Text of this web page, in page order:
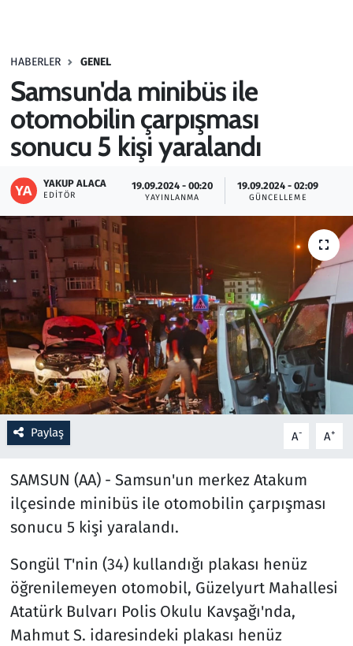
HABERLER GENEL
Samsun'da minibüs ile
otomobilin çarpışması
sonucu 5 kişi yaralandı
YAKUP ALACA
EDITÖR
19.09.2024 - 00:20
YAYINLANMA
19.09.2024 - 02:09
GÜNCELLEME
Paylaş A- A+
SAMSUN (AA) - Samsun'un merkez Atakum
ilçesinde minibüs ile otomobilin çarpışması
sonucu 5 kişi yaralandı.
Songül T'nin (34) kullandığı plakası henüz
öğrenilemeyen otomobil, Güzelyurt Mahallesi
Atatürk Bulvarı Polis Okulu Kavşağı'nda,
Mahmut S. idaresindeki plakası henüz
Haber
Kültür Sanat
Kurumsal Haberler
Lezzet Durağı
Memur ve Kamu
Otomobil
Oyun
Ramazan
Resmi İlanlar
Rüya Tabirleri
Sağlık
Savunma Sanayi
Spor
Teknoloji ve Bilim